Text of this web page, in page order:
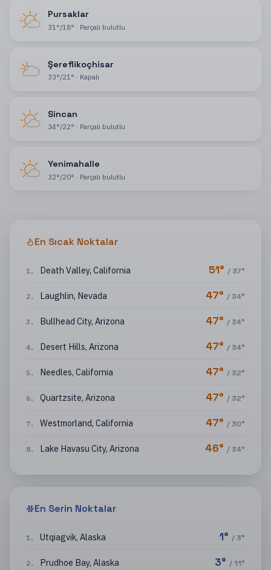
Pursaklar
31°/18° · Parçalı bulutlu
Şereflikoçhisar
33°/21° · Kapalı
Sincan
34°/22° · Parçalı bulutlu
Yenimahalle
32°/20° · Parçalı bulutlu
En Sıcak Noktalar
1 . Death Valley, California 51° / 37°
2. Laughlin, Nevada 47° / 34°
3 . Bullhead City, Arizona 47° / 34°
4. Desert Hills, Arizona 47° / 34°
5. Needles, California 47° / 32°
6. Quartzsite, Arizona 47° / 32°
7. Westmorland, California 47° / 30°
8. Lake Havasu City, Arizona 46° / 34°
En Serin Noktalar
1. Utqiagvik, Alaska 1° / 3°
2. Prudhoe Bay, Alaska 3° / 11°